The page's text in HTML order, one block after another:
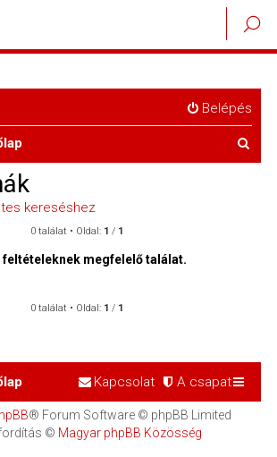
Belépés
kereséshez
0 találat • Oldal: 1 / 1
feltételeknek megfelelő találat.
0 találat • Oldal: 1 / 1
A csapat
Kapcsolat
® Forum Software © phpBB Limited
© Magyar phpBB Közösség